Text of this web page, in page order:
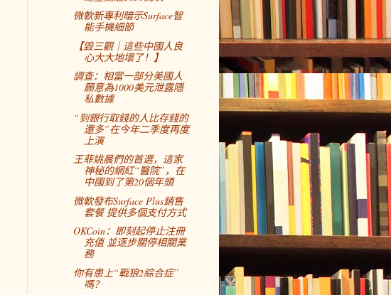
微軟新專利暗示Surface智
能手機細節
【毀三觀｜這些中國人良
心大大地壞了！】
調查：相當一部分美國人
願意為1000美元泄露隱
私數據
“到銀行取錢的人比存錢的
還多”在今年二季度再度
上演
王菲姚晨們的首選，這家
神秘的網紅“醫院”，在
中國到了第20個年頭
微軟發布Surface Plus銷售
套餐 提供多個支付方式
OKCoin：即刻起停止注冊
充值 並逐步關停相關業
務
你有患上“戰狼2綜合症”
嗎？